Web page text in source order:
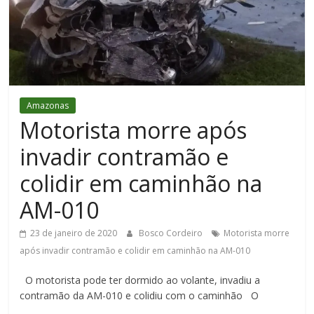
Figueiredo
Amazonas
Motorista morre após
invadir contramão e
colidir em caminhão na
AM-010
23 de janeiro de 2020 Bosco Cordeiro
Motorista morre
após invadir contramão e colidir em caminhão na AM-010
O motorista pode ter dormido ao volante, invadiu a
contramão da AM-010 e colidiu com o caminhão O